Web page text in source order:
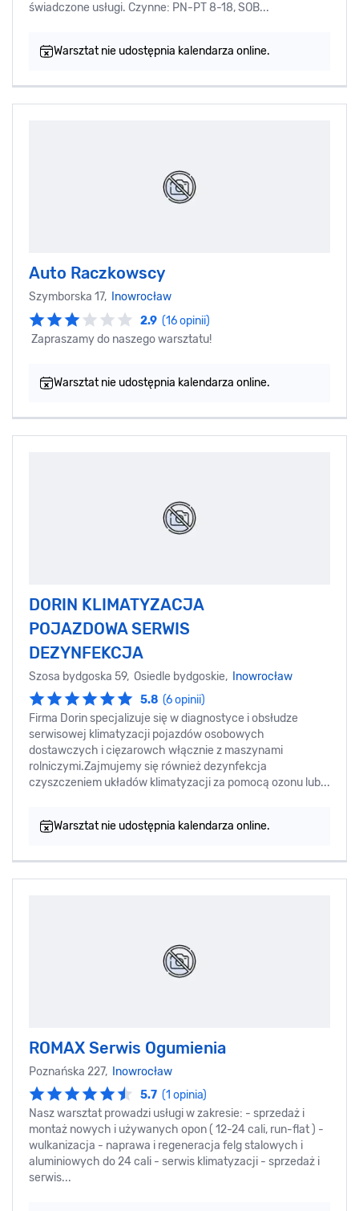
świadczone usługi. Czynne: PN-PT 8-18, SOB...
Warsztat nie udostępnia kalendarza online.
Auto Raczkowscy
Szymborska 17, Inowrocław
2.9 (16 opinii)
Zapraszamy do naszego warsztatu!
Warsztat nie udostępnia kalendarza online.
DORIN KLIMATYZACJA
POJAZDOWA SERWIS
DEZYNFEKCJA
Szosa bydgoska 59, Osiedle bydgoskie,
Inowrocław
5.8 (6 opinii)
Firma Dorin specjalizuje się w diagnostyce i obsłudze
serwisowej klimatyzacji pojazdów osobowych
dostawczych i cięzarowch włącznie z maszynami
rolniczymi.Zajmujemy się również dezynfekcja
czyszczeniem układów klimatyzacji za pomocą ozonu lub...
Warsztat nie udostępnia kalendarza online.
ROMAX Serwis Ogumienia
Poznańska 227,
Inowrocław
5.7 (1 opinia)
Nasz warsztat prowadzi usługi w zakresie: - sprzedaż i
montaż nowych i używanych opon ( 12-24 cali, run-flat ) -
wulkanizacja - naprawa i regeneracja felg stalowych i
aluminiowych do 24 cali - serwis klimatyzacji - sprzedaż i
serwis...